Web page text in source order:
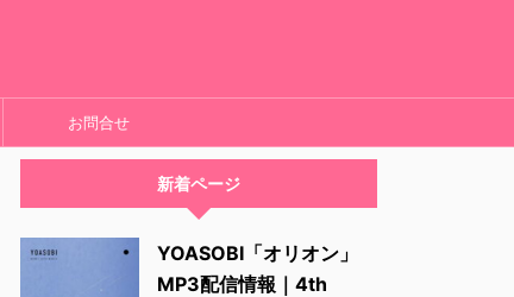
お問合せ
新着ページ
YOASOBI「オリオン」
MP3配信情報｜4th